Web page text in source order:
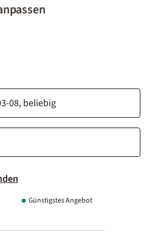
Günstigstes Angebot